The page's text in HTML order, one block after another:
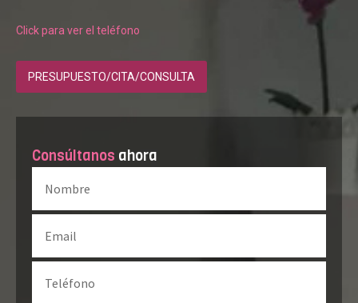
Click para ver el teléfono
PRESUPUESTO/CITA/CONSULTA
Consúltanos ahora